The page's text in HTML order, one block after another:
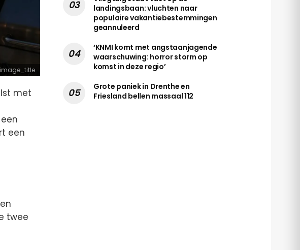
met
een
twee
landingsbaan: vluchten naar
populaire vakantiebestemmingen
geannuleerd
‘KNMI komt met angstaanjagende
waarschuwing: horror storm op
komst in deze regio’
Grote paniek in Drenthe en
Friesland bellen massaal 112